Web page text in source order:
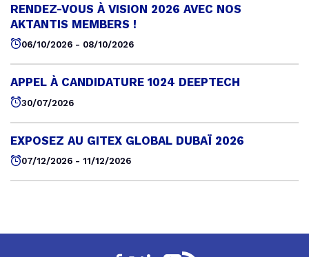
RENDEZ-VOUS À VISION 2026 AVEC NOS
AKTANTIS MEMBERS !
06/10/2026 - 08/10/2026
APPEL À CANDIDATURE 1024 DEEPTECH
30/07/2026
EXPOSEZ AU GITEX GLOBAL DUBAÏ 2026
07/12/2026 - 11/12/2026